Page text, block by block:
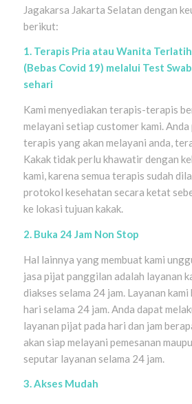
Jagakarsa Jakarta Selatan dengan
berikut:
1. Terapis Pria atau Wanita
(Bebas Covid 19) melalui Test
sehari
Kami menyediakan terapis-terapis
melayani setiap customer kami. Anda
terapis yang akan melayani anda,
Kakak tidak perlu khawatir dengan
kami, karena semua terapis sudah
protokol kesehatan secara ketat
ke lokasi tujuan kakak.
2. Buka 24 Jam Non Stop
Hal lainnya yang membuat kami
jasa pijat panggilan adalah layanan
diakses selama 24 jam. Layanan
hari selama 24 jam. Anda dapat
layanan pijat pada hari dan jam
akan siap melayani pemesanan
seputar layanan selama 24 jam.
3. Akses Mudah